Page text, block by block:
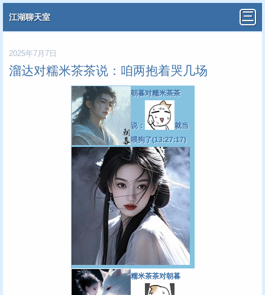
江湖聊天室
2025年7月7日
溜达对糯米茶茶说：咱两抱着哭几场
朝暮对糯米茶茶
说：
就当
喂狗了(13:27:17)
糯米茶茶对朝暮